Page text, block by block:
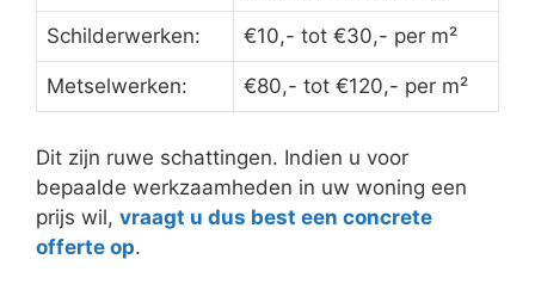
Schilderwerken: €10,- tot €30,- per m²
Metselwerken: €80,- tot €120,- per m²
Dit zijn ruwe schattingen. Indien u voor
bepaalde werkzaamheden in uw woning een
prijs wil, vraagt u dus best een concrete
offerte op.